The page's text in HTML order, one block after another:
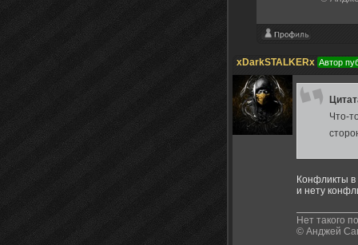
xDarkSTALKERx Автор
Что-
Конфликты в
и нету
Нет такого
© Анджей